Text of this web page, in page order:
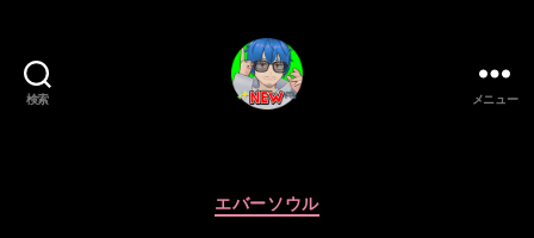
検索
ー
メニュー
カ
エバーソウル